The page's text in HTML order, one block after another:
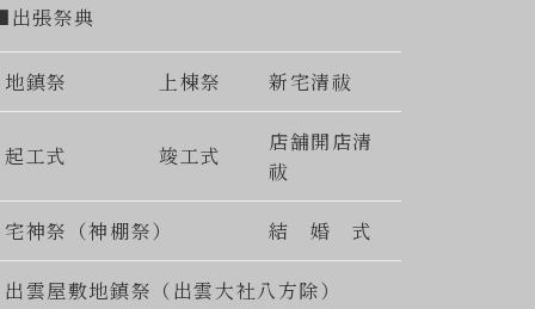
出張祭典
地鎮祭 上棟祭 新宅清祓
起工式 竣工式
店舗開店清
祓
宅神祭（神棚祭） 結 婚 式
出雲屋敷地鎮祭（出雲大社八方除）